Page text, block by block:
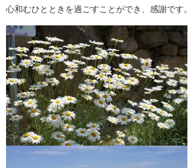
心和むひとときを過ごすことができ、感謝です。